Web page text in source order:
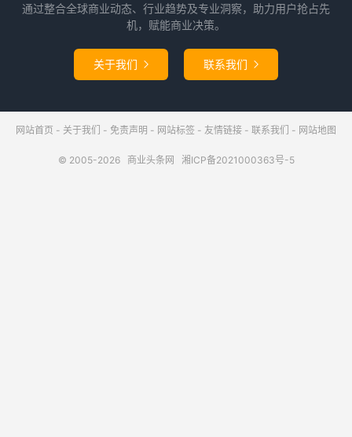
通过整合全球商业动态、行业趋势及专业洞察，助力用户抢占先
机，赋能商业决策。
关于我们  联系我们 
网站首页 - 关于我们 - 免责声明 - 网站标签 - 友情链接 - 联系我们 - 网站地图
© 2005-2026 商业头条网 湘ICP备2021000363号-5